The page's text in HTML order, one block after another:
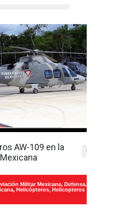
AW-109 en la
0
Militar Mexicana, Defensa,
, Helicópteros, Helicopteros